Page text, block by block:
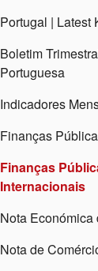
Portugal | Latest
Boletim
Portuguesa
Indicadores
Finanças
Finanças
Internacionais
Nota
Nota de